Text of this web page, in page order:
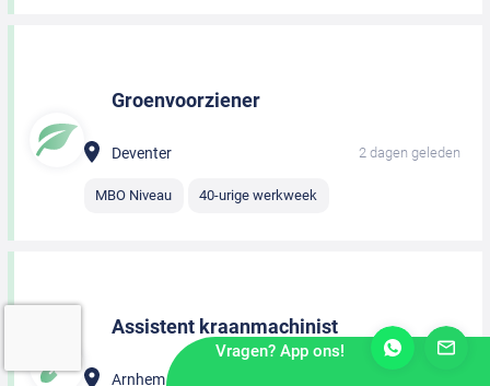
Groenvoorziener
Deventer 2 dagen geleden
MBO Niveau 40-urige werkweek
Assistent kraanmachinist
Arnhem
Vragen? App ons!